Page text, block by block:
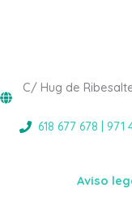
C/ Hug de
618 677 678 | 971
Aviso